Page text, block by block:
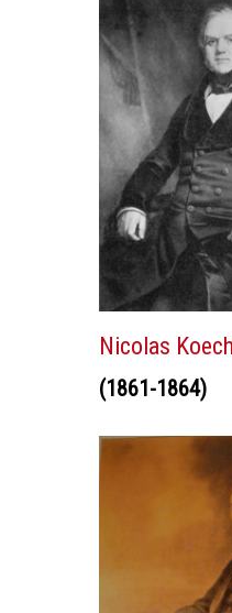
Nicolas
(1861-1864)